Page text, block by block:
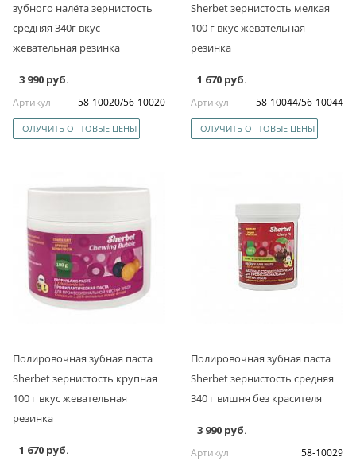
зубного налёта зернистость
средняя 340г вкус
жевательная резинка
3 990 руб.
Артикул 58-10020/56-10020
ПОЛУЧИТЬ ОПТОВЫЕ ЦЕНЫ
Sherbet зернистость мелкая
100 г вкус жевательная
резинка
1 670 руб.
Артикул 58-10044/56-10044
ПОЛУЧИТЬ ОПТОВЫЕ ЦЕНЫ
Полировочная зубная паста
Sherbet зернистость крупная
100 г вкус жевательная
резинка
1 670 руб.
Полировочная зубная паста
Sherbet зернистость средняя
340 г вишня без красителя
3 990 руб.
Артикул 58-10029